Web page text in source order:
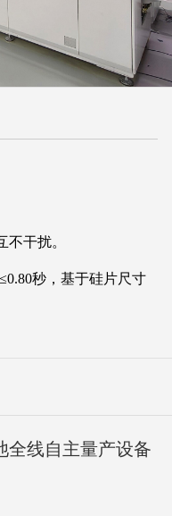
干扰。
秒，基于硅片尺寸
全线自主量产设备